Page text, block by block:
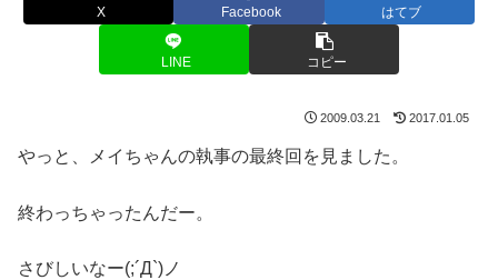
X Facebook はてブ
LINE コピー
2009.03.21 2017.01.05
やっと、メイちゃんの執事の最終回を見ました。
終わっちゃったんだー。
さびしいなー(;´Д`)ノ